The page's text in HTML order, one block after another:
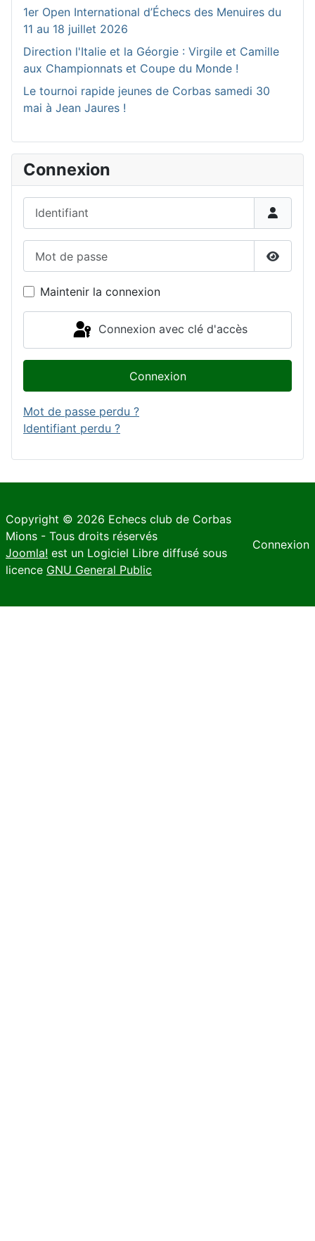
1er Open International d’Échecs des Menuires du
11 au 18 juillet 2026
Direction l'Italie et la Géorgie : Virgile et Camille
aux Championnats et Coupe du Monde !
Le tournoi rapide jeunes de Corbas samedi 30
mai à Jean Jaures !
Connexion
Maintenir la connexion
Connexion avec clé d'accès
Connexion
Mot de passe perdu ?
Identifiant perdu ?
Copyright © 2026 Echecs club de Corbas
Mions - Tous droits réservés
Joomla! est un Logiciel Libre diffusé sous
licence GNU General Public
Connexion